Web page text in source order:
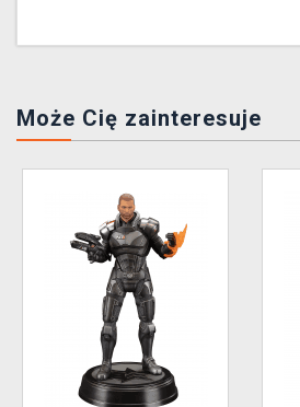
Może Cię zainteresuje